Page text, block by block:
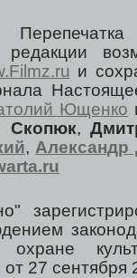
и
Ющенко
Скопюк,
, Александр
27 сентября